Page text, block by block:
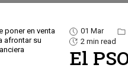
01 Mar
2 min read
El